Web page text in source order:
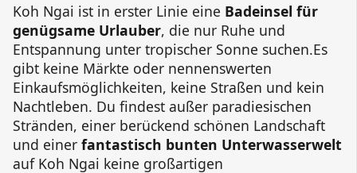
Koh Ngai ist in erster Linie eine Badeinsel für
genügsame Urlauber, die nur Ruhe und
Entspannung unter tropischer Sonne suchen.Es
gibt keine Märkte oder nennenswerten
Einkaufsmöglichkeiten, keine Straßen und kein
Nachtleben. Du findest außer paradiesischen
Stränden, einer berückend schönen Landschaft
und einer fantastisch bunten Unterwasserwelt
auf Koh Ngai keine großartigen